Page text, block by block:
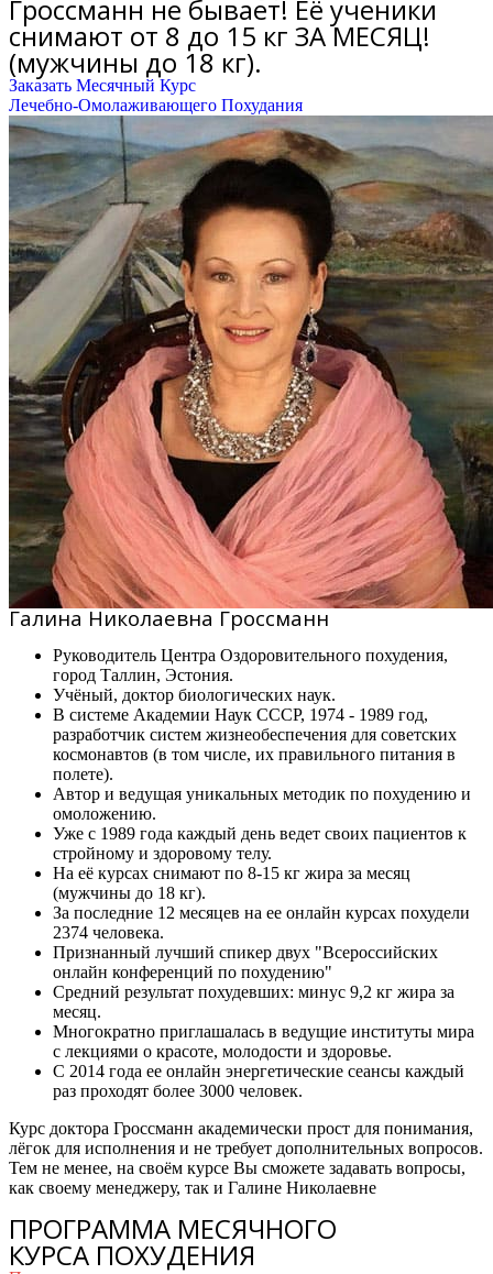
Гроссманн не бывает! Её ученики
снимают от 8 до 15 кг ЗА МЕСЯЦ!
(мужчины до 18 кг).
Заказать Месячный Курс
Лечебно-Омолаживающего Похудания
Галина Николаевна Гроссманн
Руководитель Центра Оздоровительного похудения,
город Таллин, Эстония.
Учёный, доктор биологических наук.
В системе Академии Наук СССР, 1974 - 1989 год,
разработчик систем жизнеобеспечения для советских
космонавтов (в том числе, их правильного питания в
полете).
Автор и ведущая уникальных методик по похудению и
омоложению.
Уже с 1989 года каждый день ведет своих пациентов к
стройному и здоровому телу.
На её курсах снимают по 8-15 кг жира за месяц
(мужчины до 18 кг).
За последние 12 месяцев на ее онлайн курсах похудели
2374 человека.
Признанный лучший спикер двух "Всероссийских
онлайн конференций по похудению"
Средний результат похудевших: минус 9,2 кг жира за
месяц.
Многократно приглашалась в ведущие институты мира
с лекциями о красоте, молодости и здоровье.
С 2014 года ее онлайн энергетические сеансы каждый
раз проходят более 3000 человек.
Курс доктора Гроссманн академически прост для понимания,
лёгок для исполнения и не требует дополнительных вопросов.
Тем не менее, на своём курсе Вы сможете задавать вопросы,
как своему менеджеру, так и Галине Николаевне
ПРОГРАММА МЕСЯЧНОГО
КУРСА ПОХУДЕНИЯ